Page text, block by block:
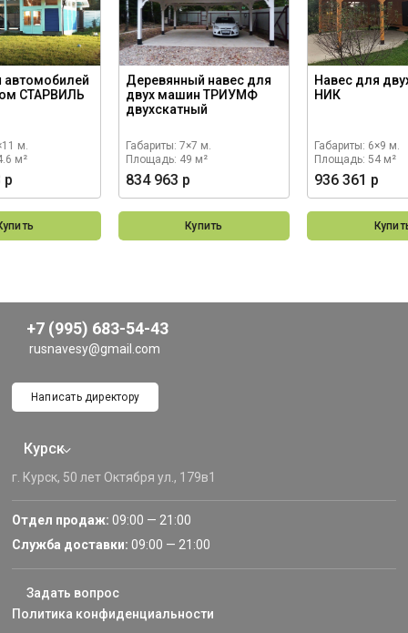
автомобилей
СТАРВИЛЬ
м.
м²
р
Деревянный навес для
двух машин ТРИУМФ
двухскатный
Габариты: 7×7 м.
Площадь: 49 м²
834 963 р
Купить
Навес для
НИК
Габариты: 6×9 м.
Площадь: 54 м²
936 361 р
+7 (995) 683-54-43
rusnavesy@gmail.com
Написать директору
Курск
г. Курск, 50 лет Октября ул., 179в1
Отдел продаж: 09:00 — 21:00
Служба доставки: 09:00 — 21:00
Задать вопрос
Политика конфиденциальности